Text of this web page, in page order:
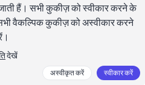
क्या है और यह कैसे काम
जाती हैं। सभी कुकीज़ को स्वीकार करने के
वैकल्पिक कुकीज़ को अस्वीकार करने
देखें
अस्वीकृत करें स्वीकार करें